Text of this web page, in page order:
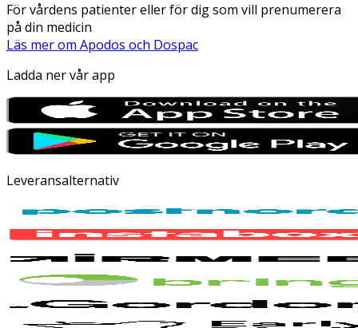
För vårdens patienter eller för dig som vill prenumerera
på din medicin
Läs mer om Apodos och Dospac
Ladda ner vår app
Leveransalternativ